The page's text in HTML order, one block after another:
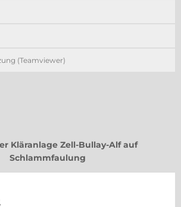
(Teamviewer)
Kläranlage Zell-Bullay-Alf auf
Schlammfaulung